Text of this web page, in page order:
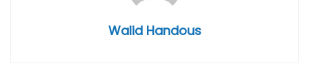
Walid Handous